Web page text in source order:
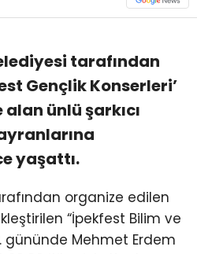
Instagram
Youtube
tarafından
Gençlik Konserleri’
ünlü şarkıcı
yaşattı.
organize edilen
“İpekfest Bilim ve
gününde Mehmet Erdem